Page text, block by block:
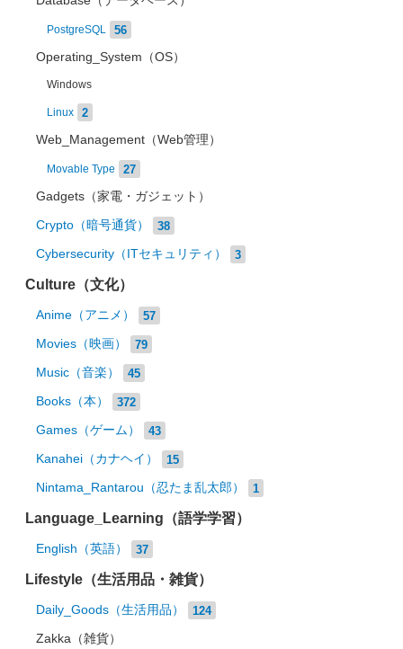
PostgreSQL 56
Operating_System（OS）
Windows
Linux 2
Web_Management（Web管理）
Movable Type 27
Gadgets（家電・ガジェット）
Crypto（暗号通貨） 38
Cybersecurity（ITセキュリティ） 3
Culture（文化）
Anime（アニメ） 57
Movies（映画） 79
Music（音楽） 45
Books（本） 372
Games（ゲーム） 43
Kanahei（カナヘイ） 15
Nintama_Rantarou（忍たま乱太郎） 1
Language_Learning（語学学習）
English（英語） 37
Lifestyle（生活用品・雑貨）
Daily_Goods（生活用品） 124
Zakka（雑貨）